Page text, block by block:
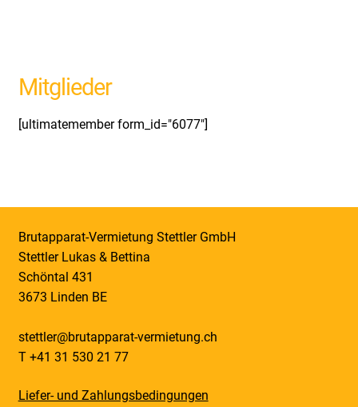
öffnen
Kasse
Mitglieder
[ultimatemember form_id="6077"]
Brutapparat-Vermietung Stettler GmbH
Stettler Lukas & Bettina
Schöntal 431
3673 Linden BE
stettler@brutapparat-vermietung.ch
T +41 31 530 21 77
Liefer- und Zahlungsbedingungen